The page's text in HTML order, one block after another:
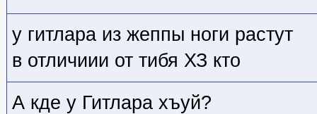
у гитлара из жеппы ноги растут
в отличиии от тибя ХЗ кто
А кде у Гитлара хъуй?